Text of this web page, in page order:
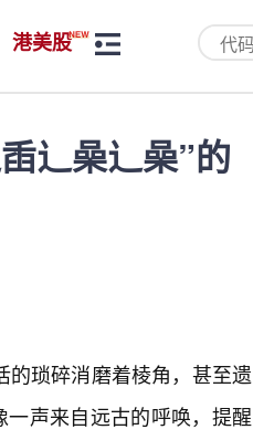
港美股
辶喿辶喿”的
琐碎消磨着棱角，甚至遗
一声来自远古的呼唤，提醒